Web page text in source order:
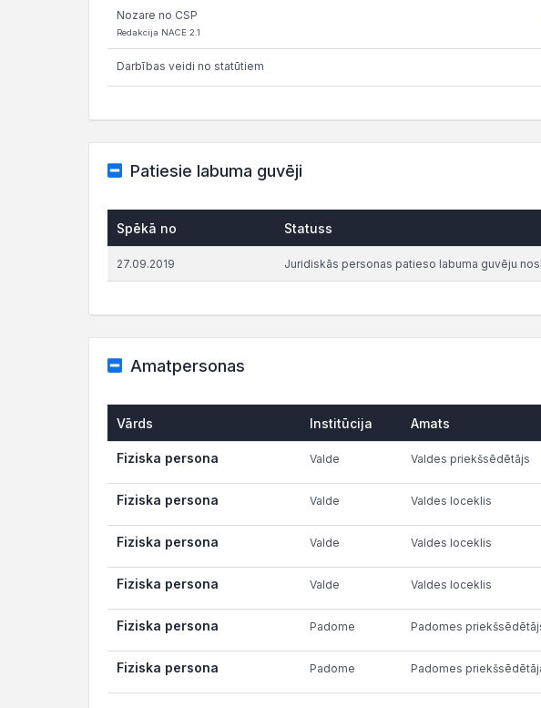
Nozare no CSP
Redakcija NACE 2.1
Darbības veidi no statūtiem
Patiesie labuma guvēji
Spēkā no Statuss
27.09.2019 Juridiskās personas patieso labuma guvēju
Amatpersonas
Vārds Institūcija Amats
Fiziska persona Valde Valdes priekšsēdētājs
Fiziska persona Valde Valdes loceklis
Fiziska persona Valde Valdes loceklis
Fiziska persona Valde Valdes loceklis
Fiziska persona Padome Padomes
Fiziska persona Padome Padomes